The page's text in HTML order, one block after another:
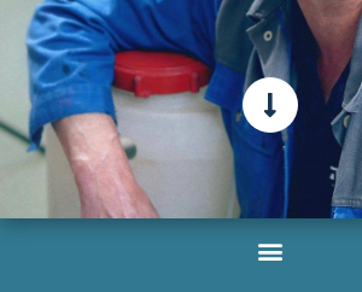
Gemeente Eindhoven